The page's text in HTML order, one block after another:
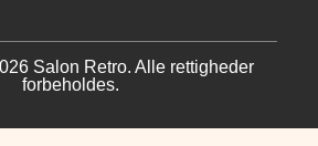
Salon Retro. Alle rettigheder
forbeholdes.